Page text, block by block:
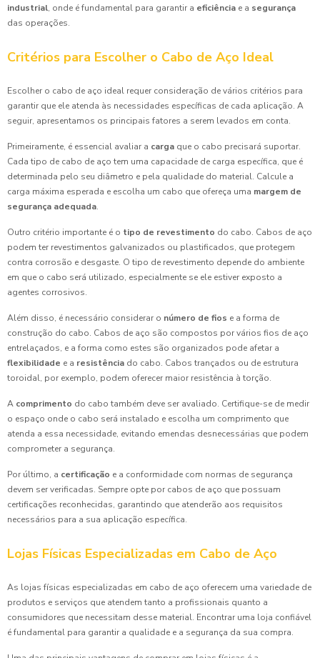
industrial, onde é fundamental para garantir a eficiência e a segurança
das operações.
Critérios para Escolher o Cabo de Aço Ideal
Escolher o cabo de aço ideal requer consideração de vários critérios para
garantir que ele atenda às necessidades específicas de cada aplicação. A
seguir, apresentamos os principais fatores a serem levados em conta.
Primeiramente, é essencial avaliar a carga que o cabo precisará suportar.
Cada tipo de cabo de aço tem uma capacidade de carga específica, que é
determinada pelo seu diâmetro e pela qualidade do material. Calcule a
carga máxima esperada e escolha um cabo que ofereça uma margem de
segurança adequada.
Outro critério importante é o tipo de revestimento do cabo. Cabos de aço
podem ter revestimentos galvanizados ou plastificados, que protegem
contra corrosão e desgaste. O tipo de revestimento depende do ambiente
em que o cabo será utilizado, especialmente se ele estiver exposto a
agentes corrosivos.
Além disso, é necessário considerar o número de fios e a forma de
construção do cabo. Cabos de aço são compostos por vários fios de aço
entrelaçados, e a forma como estes são organizados pode afetar a
flexibilidade e a resistência do cabo. Cabos trançados ou de estrutura
toroidal, por exemplo, podem oferecer maior resistência à torção.
A comprimento do cabo também deve ser avaliado. Certifique-se de medir
o espaço onde o cabo será instalado e escolha um comprimento que
atenda a essa necessidade, evitando emendas desnecessárias que podem
comprometer a segurança.
Por último, a certificação e a conformidade com normas de segurança
devem ser verificadas. Sempre opte por cabos de aço que possuam
certificações reconhecidas, garantindo que atenderão aos requisitos
necessários para a sua aplicação específica.
Lojas Físicas Especializadas em Cabo de Aço
As lojas físicas especializadas em cabo de aço oferecem uma variedade de
produtos e serviços que atendem tanto a profissionais quanto a
consumidores que necessitam desse material. Encontrar uma loja confiável
é fundamental para garantir a qualidade e a segurança da sua compra.